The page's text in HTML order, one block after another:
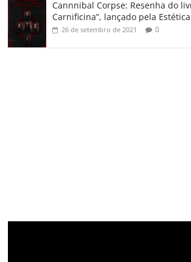
Cannnibal Corpse: Resenha do
Carnificina”, lançado pela
26 de setembro de 2021 0